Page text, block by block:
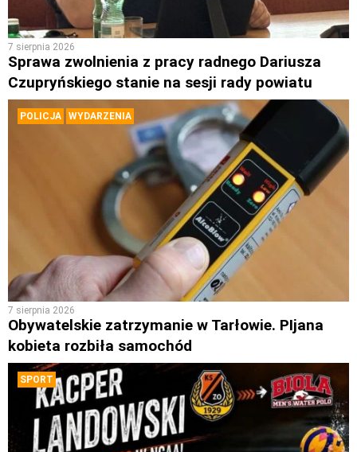
7 sierpnia 2026
Sprawa zwolnienia z pracy radnego Dariusza
Czupryńskiego stanie na sesji rady powiatu
POLICJA WYDARZENIA
7 sierpnia 2026
Obywatelskie zatrzymanie w Tarłowie. PIjana
kobieta rozbiła samochód
SPORT